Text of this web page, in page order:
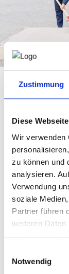
Zustimmung
Diese
Wir verwenden
zu können und
analysieren.
Verwendung
soziale
Partner führen
weiteren Daten
Notwendig
v.l.n.r.: Daniel
Bezirksvorsteher
© Florian Wieser
Bis Ende
vor der
gemacht.
Am 22.09.2022
KommR Ing.